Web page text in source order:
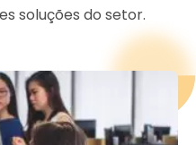
soluções do setor.